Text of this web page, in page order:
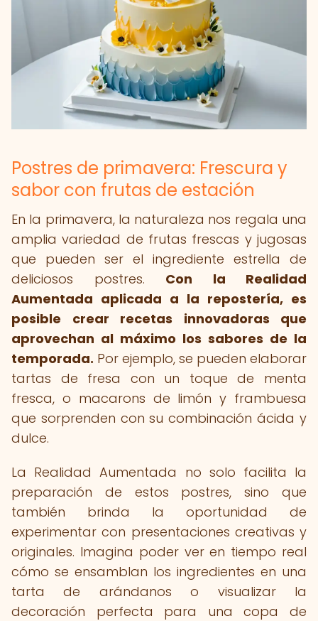
Postres de primavera: Frescura y
sabor con frutas de estación
En la primavera, la naturaleza nos regala una
amplia variedad de frutas frescas y jugosas
que pueden ser el ingrediente estrella de
deliciosos postres. Con la Realidad
Aumentada aplicada a la repostería, es
posible crear recetas innovadoras que
aprovechan al máximo los sabores de la
temporada. Por ejemplo, se pueden elaborar
tartas de fresa con un toque de menta
fresca, o macarons de limón y frambuesa
que sorprenden con su combinación ácida y
dulce.
La Realidad Aumentada no solo facilita la
preparación de estos postres, sino que
también brinda la oportunidad de
experimentar con presentaciones creativas y
originales. Imagina poder ver en tiempo real
cómo se ensamblan los ingredientes en una
tarta de arándanos o visualizar la
decoración perfecta para una copa de